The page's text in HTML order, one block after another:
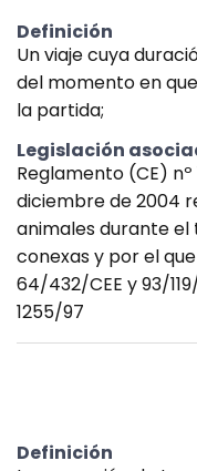
Definición
Un viaje cuya
del momento en
la partida;
Legislación
Reglamento (CE)
diciembre de 2004
animales durante
conexas y por el
64/432/CEE y 93/
1255/97
Definición